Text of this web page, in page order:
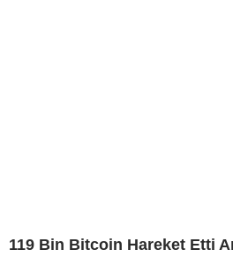
119 Bin Bitcoin Hareket Etti